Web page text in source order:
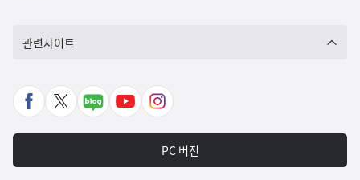
관련사이트
페
북
X
가
네
포
유
바
인
타
그
PC 버전